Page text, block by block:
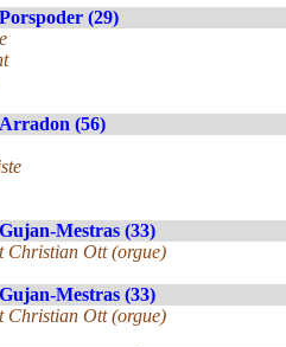
Porspoder (29)
Arradon (56)
Gujan-Mestras (33)
Christian Ott (orgue)
Gujan-Mestras (33)
Christian Ott (orgue)